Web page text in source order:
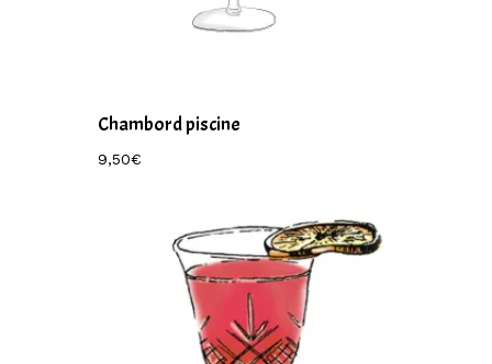
Chambord piscine
9,50€
9,50